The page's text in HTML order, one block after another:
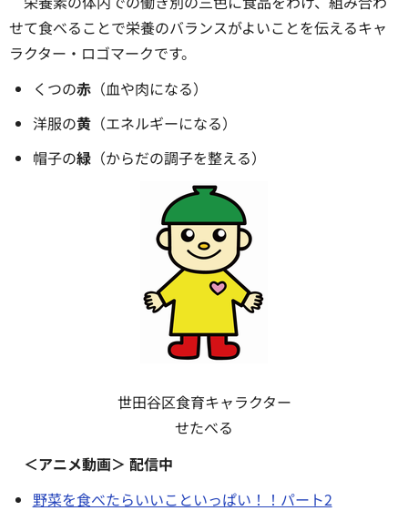
せて食べることで栄養のバランスがよいことを伝えるキャ
ラクター・ロゴマークです。
くつの赤（血や肉になる）
洋服の黄（エネルギーになる）
帽子の緑（からだの調子を整える）
世田谷区食育キャラクター
せたべる
＜アニメ動画＞ 配信中
野菜を食べたらいいこといっぱい！！パート2